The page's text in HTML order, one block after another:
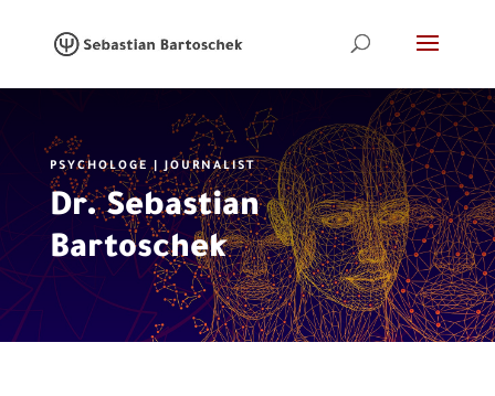
PSYCHOLOGE | JOURNALIST
Dr. Sebastian
Bartoschek